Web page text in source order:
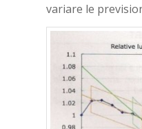
variare le